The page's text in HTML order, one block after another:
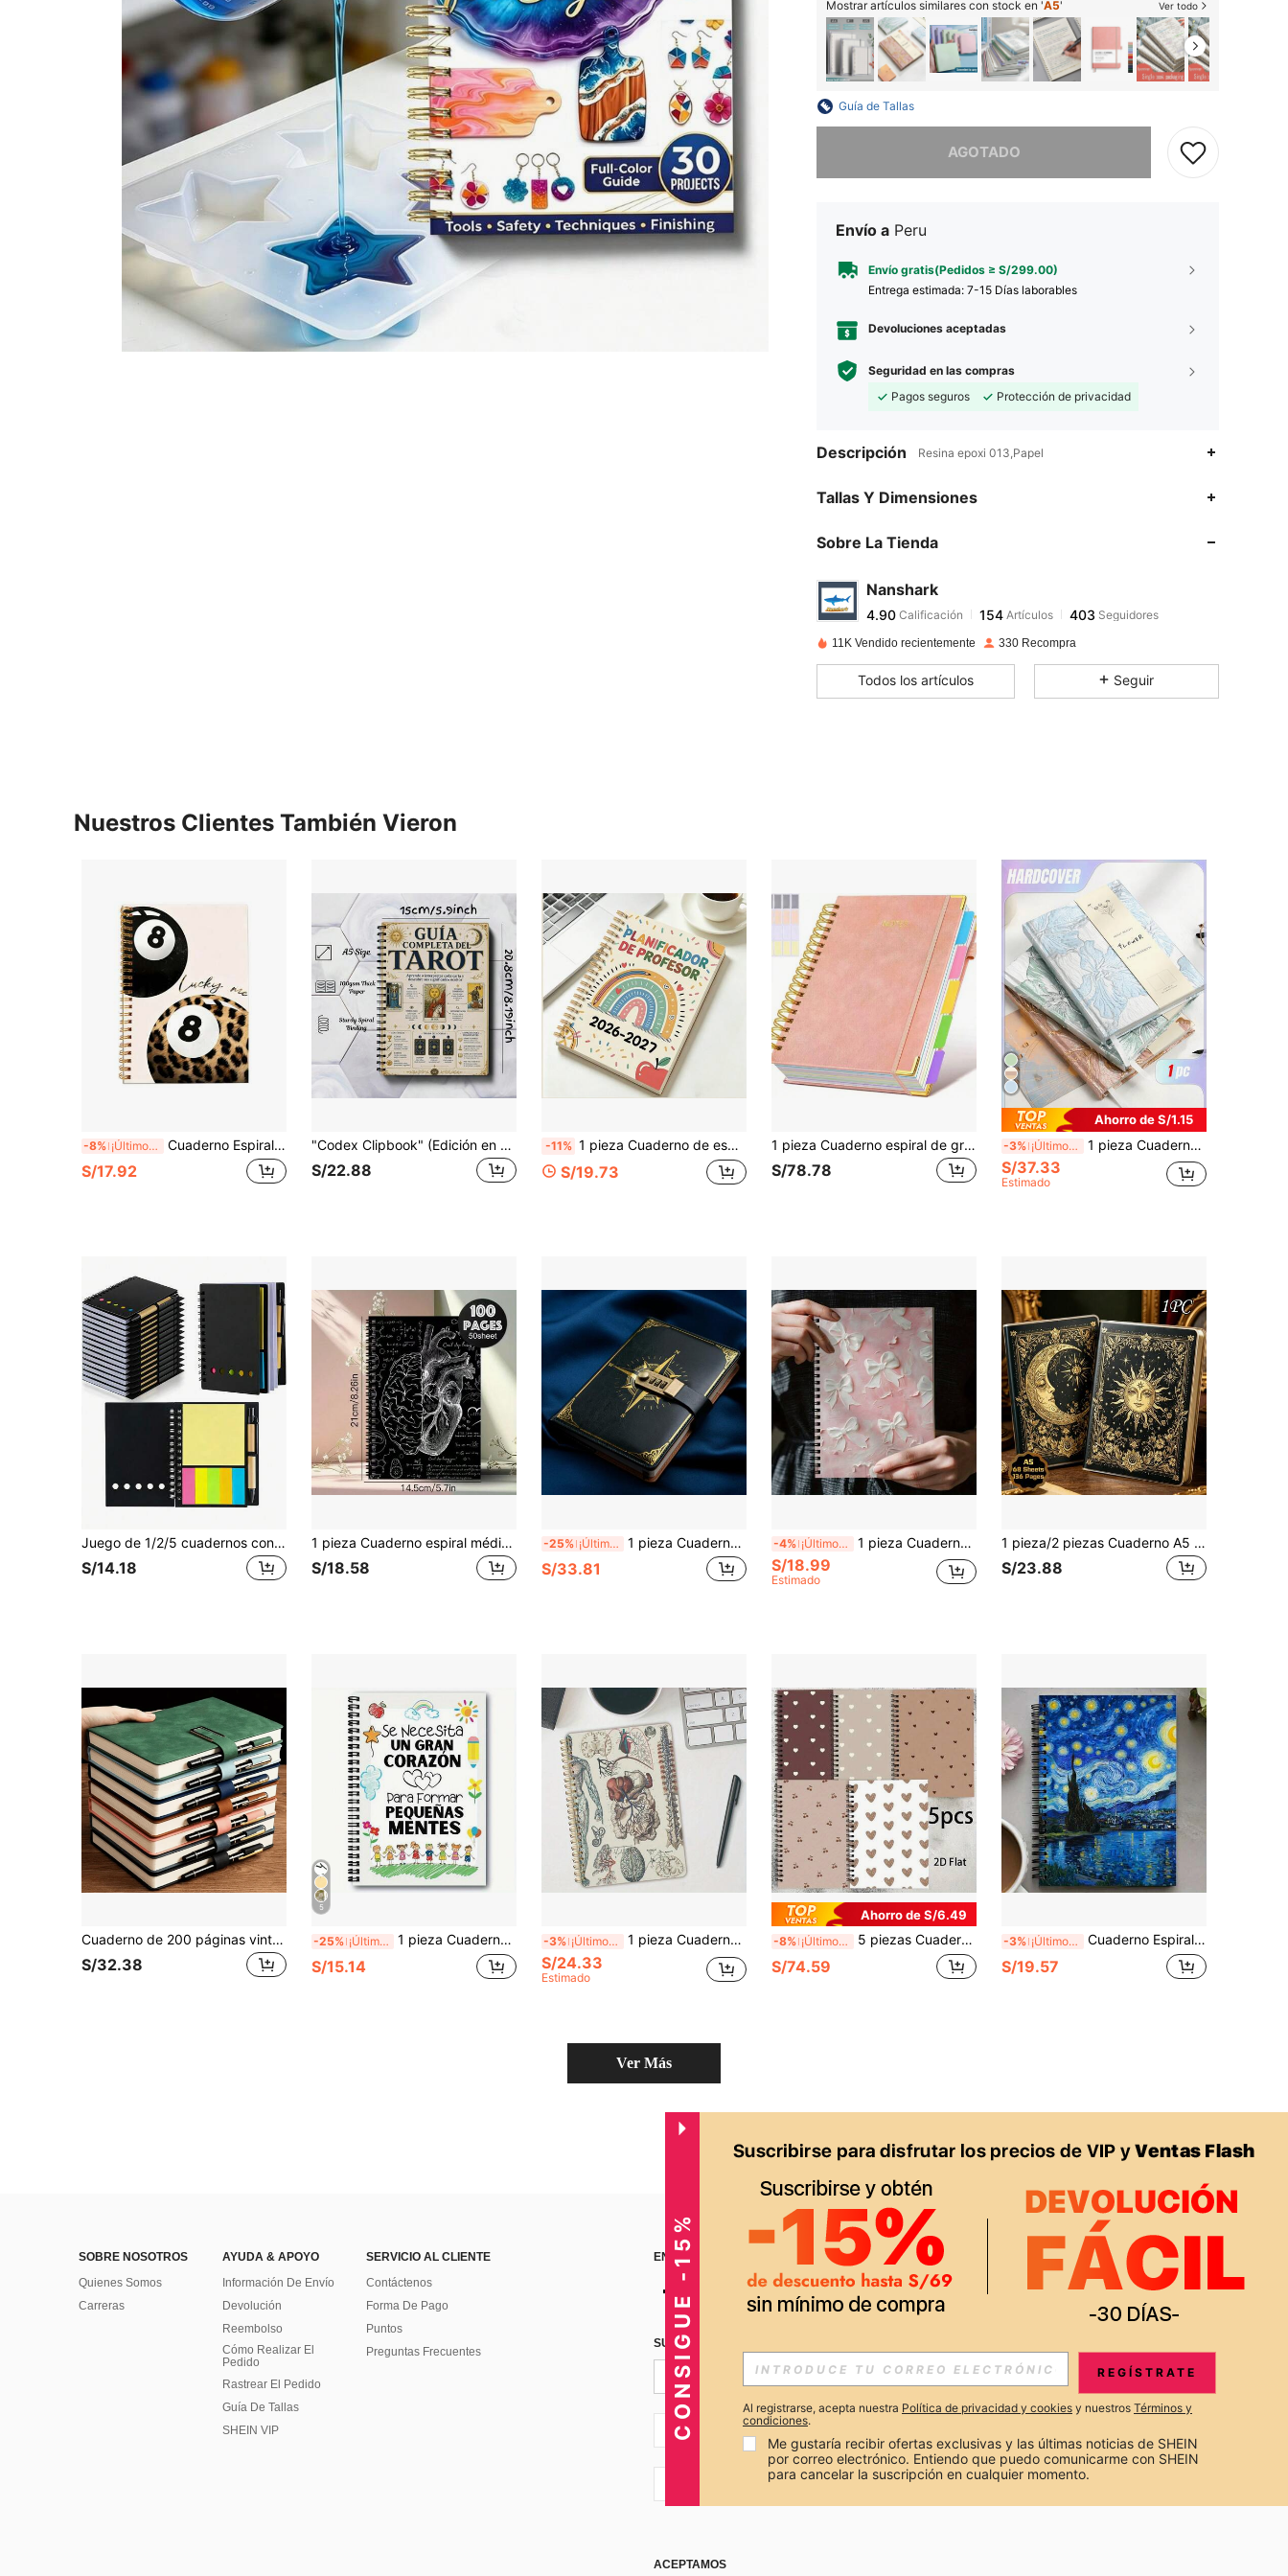
Mostrar artículos similares con stock en 'A5' Ver todo
Guía de Tallas
AGOTADO
Lo sentimos, este producto está agotado.
Envío a Peru
Envío gratis(Pedidos ≥ S/299.00)
Entrega estimada: 7-15 Días laborables
Devoluciones aceptadas
Seguridad en las compras
Pagos seguros
Protección de privacidad
Descripción Resina epoxi 013,Papel
Tallas Y Dimensiones
Sobre La Tienda
Nanshark
4.90
4.90
m***yseguidoHace 1 día
4.90
11K Vendido recientemente 330 Recompra
Todos los artículos Seguir
Nuestros Clientes También Vieron
-8% ¡Últimos 3 días Cuaderno Espiral de Diseño Creativo - 50 Páginas, 5.5*8.3 Pulgadas, Portada con Estampado de Leopardo y Rosa Suave con Encuadernación Espiral Dorada, Inspiración Diaria, Planificación, Notas de Estudio y Memorándum de Trabajo, Cuaderno Estético, Estilo de Fuente Divertido, Útiles Escolares Prácticos
S/17.92
"Codex Clipbook" (Edición en español) | Libro antiguo duradero A5 | Leyendas de cartas antiguas e instrucciones ampliadas, perfecto para magos profesionales, entusiastas de la astrología, buscadores espirituales, coleccionistas de cristales y útiles escolares
S/22.88
-11% 1 pieza Cuaderno de espiral A5, Planificador de profesor de 2 años, Páginas interiores en español/inglés de múltiples colores, Adecuado para la planificación de la vida diaria y el trabajo, Planificador de profesor, Regalo de agradecimiento de graduación, Regalo de vuelta al colegio, Incluye tema escolar, Cuaderno lindo
S/19.73
1 pieza Cuaderno espiral de gran tamaño B5/A5 con tapa dura, 300 páginas, cubierta de cuero PU impermeable, lujo con lámina de oro resistente a arañazos y al desgaste, cuaderno de gran capacidad, rayado universitario, con páginas divisorias removibles e índices, juego de cuadernos de 5 materias con rayado ancho
S/78.78
Ahorro de S/1.15
-3% ¡Últimos 3 días 1 pieza Cuaderno con tapa dura A5 con cubierta estampada, diario creativo con tema de lirio, perfecto para escribir y tomar notas
S/37.33
Estimado
Juego de 1/2/5 cuadernos con soporte para bolígrafo y pegatinas de pestañas de índice de color aleatorio, cuaderno de notas adhesivas con diseño de bolígrafo de tarjeta colorida y encuadernación en espiral, cuaderno de papel kraft creativo con combinación de notas adhesivas y bloc de notas, adecuado para uso de estudio y oficina, cuaderno de notas aleatorio, juego de notas adhesivas
S/14.18
1 pieza Cuaderno espiral médico vintage - Planificador estético para enfermeras, regalo del Día de la Enfermera, suministros de oficina de enfermería - Organización personal, artículos esenciales de enfermería, diario profesional, diseño clásico, encuadernación duradera, papel de alta calidad, útiles escolares
S/18.58
-25% ¡Últimos 2 días 1 pieza Cuaderno con patrón de brújula negra, diario vintage & creativo con protección de contraseña, útiles escolares para el regreso a la escuela
S/33.81
-4% ¡Últimos 3 días 1 pieza Cuaderno espiral A5 de 50 hojas 100 páginas con decoración de lazo rosa 2D - Diseño elegante de lazo blanco, fondo texturizado rosa, cuaderno romántico y dulce adecuado para mujeres y niñas, perfecto para estudio, trabajo o uso personal, un cuaderno lindo, portada de papel, portada blanda
S/18.99
Estimado
1 pieza/2 piezas Cuaderno A5 de 136 páginas con cubierta de PP - Sol & Luna, estilo gótico europeo vintage misterioso de galaxia, cuaderno rayado, cuaderno de moda, libro de práctica de escritura, diario de viaje, suministros de oficina, papelería, regalo creativo para mujeres, regalo premium, artículos esenciales para la vuelta a la escuela
S/23.88
Cuaderno de 200 páginas vintage A5 con encuadernación de cuero, portada suave personalizada y marcador de libros - Ideal para reuniones de negocios y vida universitaria, útiles escolares de vuelta a la escuela
S/32.38
5
-25% ¡Últimos 2 días 1 pieza Cuaderno espiral tamaño A5 con diseño arcoíris para profesor de español, útiles escolares y de oficina, regalo de agradecimiento para maestros y educadores (unisex), ideal para graduación o ceremonia de despedida, libro de visitas, cuaderno de estudiante, se puede usar como diario de viaje y planificador personal, adecuado para escribir, llevar un diario y útiles de oficina, aplicable al trabajo educativo, gran regalo para estudiantes de vuelta a la escuela, cumpleaños, personal de oficina, educadores, agradecimiento a maestros, planificador diario, cuaderno de planificación, cubierta de papel, cubierta blanda
S/15.14
-3% ¡Últimos 3 días 1 pieza Cuaderno espiral de anatomía vascular humana vintage - Para estudiantes de medicina, enfermeras y entusiastas de la ciencia - Regalo único de graduación de enfermería, diseño único, arte de portada educativo, útiles escolares, regreso a la escuela
S/24.33
Estimado
Ahorro de S/6.49
-8% ¡Últimos 3 días 5 piezas Cuadernos de lujo con espiral, 5.5 X 8.3 pulgadas, 50 páginas, páginas en blanco con líneas, con portada simple, misteriosa y romántica, adecuado para maestros, profesores y estudiantes universitarios, temporada de regreso a clases, útiles escolares, útiles para maestros, papelería para mujeres
S/74.59
-3% ¡Últimos 3 días Cuaderno Espiral de Arte Noche Estrellada de Van Gogh - Diseño de Cielo Nocturno con Remolinos Azules y Dorados, Compacto con Rayado Universitario para Escuela, Oficina, Clase de Arte - Regalo Ideal para Mujeres, Maestros, Estudiantes, Amantes del Arte, Suministros Escolares de Escritura Creativa
S/19.57
Ver Más
SOBRE NOSOTROS
Quienes Somos
Carreras
AYUDA & APOYO
Información De Envío
Devolución
Reembolso
Cómo Realizar El
Pedido
Rastrear El Pedido
Guía De Tallas
SHEIN VIP
SERVICIO AL CLIENTE
Contáctenos
Forma De Pago
Puntos
Preguntas Frecuentes
ENCUÉNTRANOS EN APP
SUSCRÍBETE PARA RECIBIR OFERTAS EXCLUSIVAS, PROMOCIONES Y NOTICIAS DE SHEIN
Suscribir
PE + 51
ACEPTAMOS
CONSIGUE -15% REGÍSTRATE
Al registrarse, acepta nuestra Política de privacidad y cookies y nuestros Términos y
condiciones.
Me gustaría recibir ofertas exclusivas y las últimas noticias de SHEIN
por correo electrónico. Entiendo que puedo comunicarme con SHEIN
para cancelar la suscripción en cualquier momento.